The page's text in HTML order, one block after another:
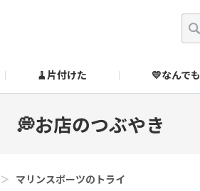
🧹片付けた 💛なんでも
💭お店のつぶやき
＞ マリンスポーツのトライ